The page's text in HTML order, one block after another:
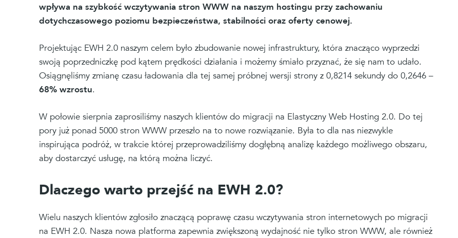
wpływa na szybkość wczytywania stron WWW na naszym hostingu przy zachowaniu
dotychczasowego poziomu bezpieczeństwa, stabilności oraz oferty cenowej.
Projektując EWH 2.0 naszym celem było zbudowanie nowej infrastruktury, która znacząco wyprzedzi
swoją poprzedniczkę pod kątem prędkości działania i możemy śmiało przyznać, że się nam to udało.
Osiągnęliśmy zmianę czasu ładowania dla tej samej próbnej wersji strony z 0,8214 sekundy do 0,2646 –
68% wzrostu.
W połowie sierpnia zaprosiliśmy naszych klientów do migracji na Elastyczny Web Hosting 2.0. Do tej
pory już ponad 5000 stron WWW przeszło na to nowe rozwiązanie. Była to dla nas niezwykle
inspirująca podróż, w trakcie której przeprowadziliśmy dogłębną analizę każdego możliwego obszaru,
aby dostarczyć usługę, na którą można liczyć.
Dlaczego warto przejść na EWH 2.0?
Wielu naszych klientów zgłosiło znaczącą poprawę czasu wczytywania stron internetowych po migracji
na EWH 2.0. Nasza nowa platforma zapewnia zwiększoną wydajność nie tylko stron WWW, ale również